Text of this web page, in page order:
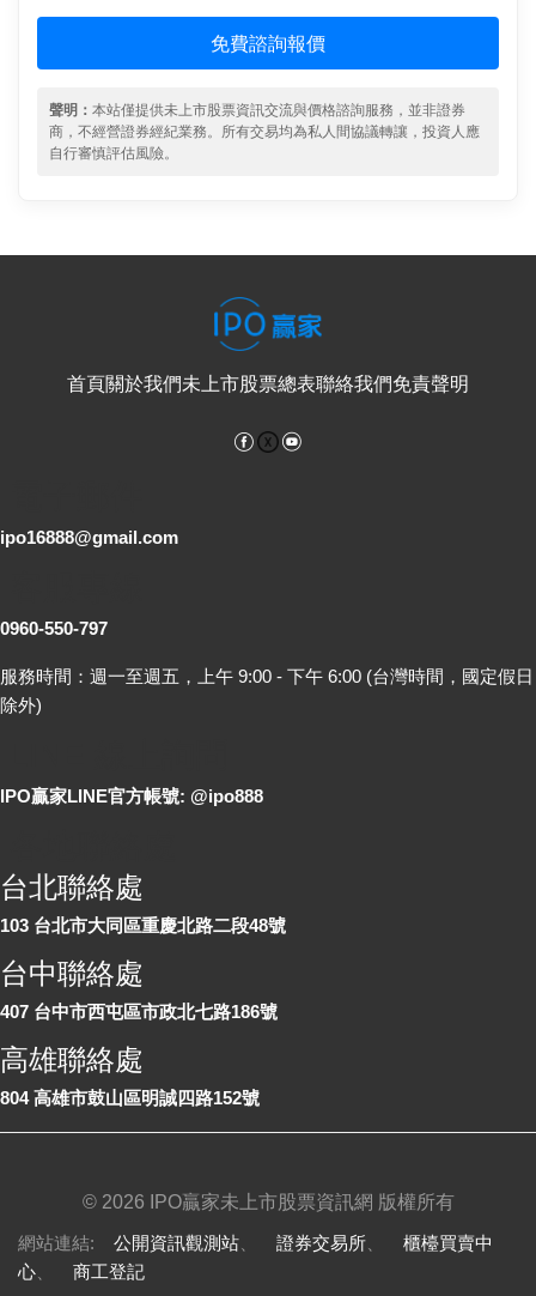
免費諮詢報價
聲明： 本站僅提供未上市股票資訊交流與價格諮詢服務，並非證券
商，不經營證券經紀業務。所有交易均為私人間協議轉讓，投資人應
自行審慎評估風險。
首頁關於我們未上市股票總表聯絡我們免責聲明
Facebook
ipo16888@gmail.com
0960-550-797
服務時間：週一至週五，上午 9:00 - 下午 6:00 (台灣時間，國定假日
除外)
IPO贏家LINE官方帳號: @ipo888
台北聯絡處
103 台北市大同區重慶北路二段48號
台中聯絡處
407 台中市西屯區市政北七路186號
高雄聯絡處
804 高雄市鼓山區明誠四路152號
© 2026 IPO贏家未上市股票資訊網 版權所有
網站連結: 公開資訊觀測站 證券交易所
櫃檯買賣中
心
商工登記